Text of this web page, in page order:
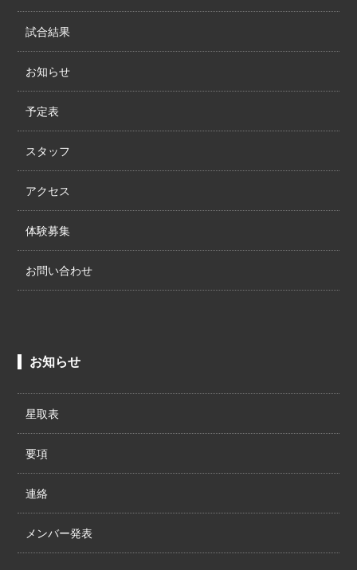
試合結果
お知らせ
予定表
スタッフ
アクセス
体験募集
お問い合わせ
お知らせ
星取表
要項
連絡
メンバー発表